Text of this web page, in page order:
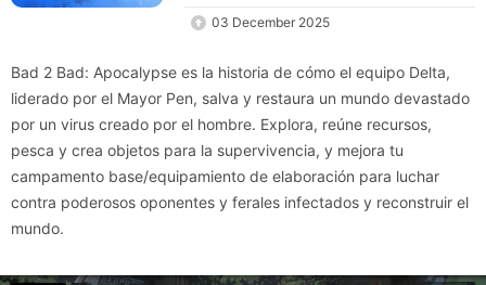
03 December 2025
Bad 2 Bad: Apocalypse es la historia de cómo el equipo Delta,
liderado por el Mayor Pen, salva y restaura un mundo devastado
por un virus creado por el hombre. Explora, reúne recursos,
pesca y crea objetos para la supervivencia, y mejora tu
campamento base/equipamiento de elaboración para luchar
contra poderosos oponentes y ferales infectados y reconstruir el
mundo.